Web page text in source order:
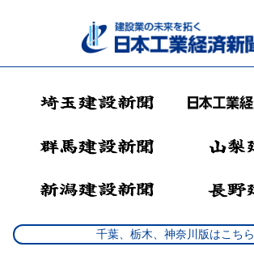
千葉、栃木、神奈川版はこちら